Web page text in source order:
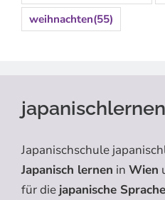
weihnachten(55)
Japanischschule
Japanisch lernen in Wien
für die japanische Sprache